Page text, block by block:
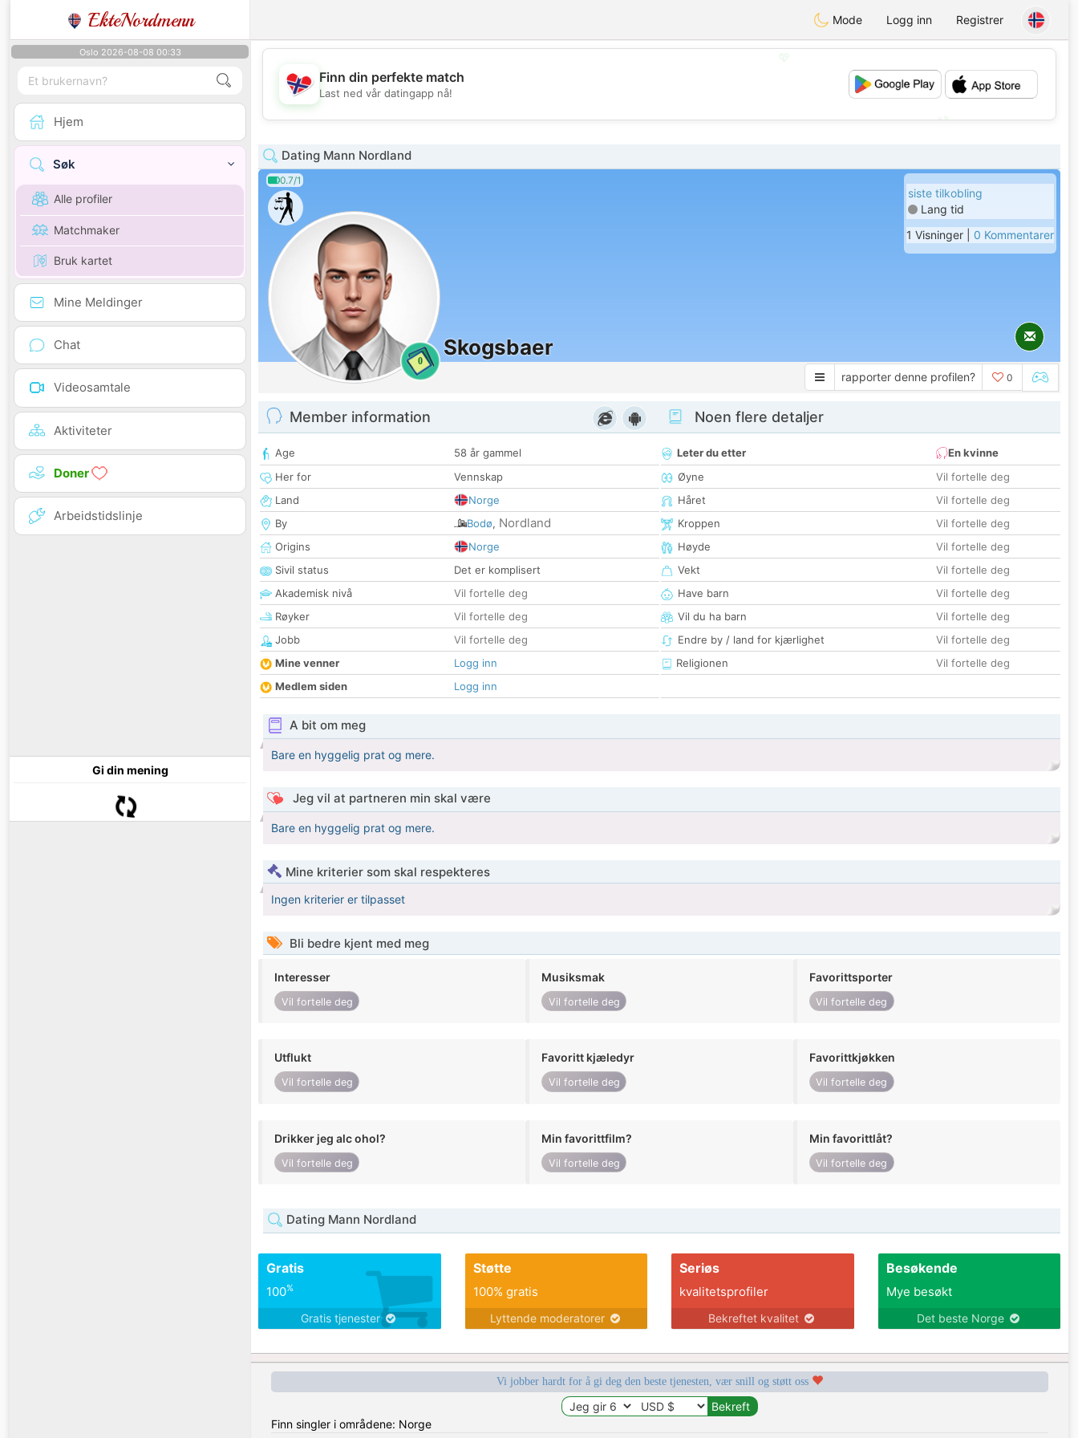
EkteNordmenn Mode Logg inn Registrer
Oslo 2026-08-08 00:33
Hjem
Søk
Alle profiler
Matchmaker
Bruk kartet
Mine Meldinger
Chat
Videosamtale
Aktiviteter
Doner
Arbeidstidslinje
Gi din mening
💖
💕
Finn din perfekte match
Last ned vår datingapp nå!
Dating Mann Nordland
0.7/1
0
Skogsbaer
siste tilkobling
Lang tid
1 Visninger | 0 Kommentarer
rapporter denne profilen? 0
Member information
Age
58 år gammel
Her for
Vennskap
Land
Norge
By
Bodø, Nordland
Origins
Norge
Sivil status
Det er komplisert
Akademisk nivå
Vil fortelle deg
Røyker
Vil fortelle deg
Jobb
Vil fortelle deg
Mine venner
Logg inn
Medlem siden
Logg inn
Noen flere detaljer
Leter du etter
En kvinne
Øyne
Vil fortelle deg
Håret
Vil fortelle deg
Kroppen
Vil fortelle deg
Høyde
Vil fortelle deg
Vekt
Vil fortelle deg
Have barn
Vil fortelle deg
Vil du ha barn
Vil fortelle deg
Endre by / land for kjærlighet
Vil fortelle deg
Religionen
Vil fortelle deg
A bit om meg
Bare en hyggelig prat og mere.
Jeg vil at partneren min skal være
Bare en hyggelig prat og mere.
Mine kriterier som skal respekteres
Ingen kriterier er tilpasset
Bli bedre kjent med meg
Interesser
Vil fortelle deg
Musiksmak
Vil fortelle deg
Favorittsporter
Vil fortelle deg
Utflukt
Vil fortelle deg
Favoritt kjæledyr
Vil fortelle deg
Favorittkjøkken
Vil fortelle deg
Drikker jeg alc ohol?
Vil fortelle deg
Min favorittfilm?
Vil fortelle deg
Min favorittlåt?
Vil fortelle deg
Dating Mann Nordland
Gratis
100%
Gratis tjenester
Støtte
100% gratis
Lyttende moderatorer
Seriøs
kvalitetsprofiler
Bekreftet kvalitet
Besøkende
Mye besøkt
Det beste Norge
Vi jobber hardt for å gi deg den beste tjenesten, vær snill og støtt oss
Finn singler i områdene: Norge